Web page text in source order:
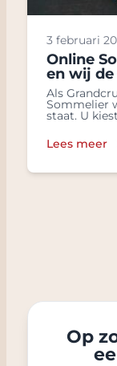
3 februari
Online
en wij
Als
Sommelier
staat. U
Lees meer
Op